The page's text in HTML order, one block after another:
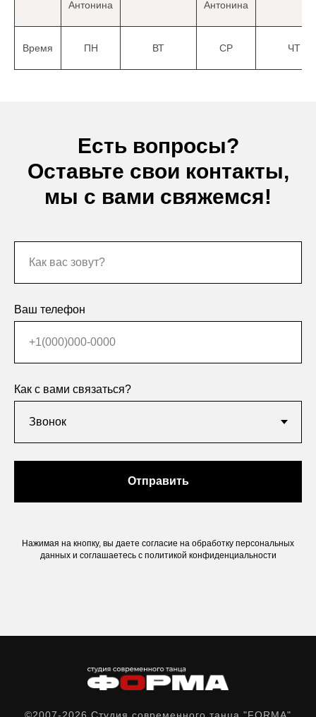
Антонина
Антонина
Время ПН ВТ СР ЧТ
Есть вопросы?
Оставьте свои контакты,
мы с вами свяжемся!
Ваш телефон
Как с вами связаться?
Отправить
Нажимая на кнопку, вы даете согласие на обработку персональных
данных и соглашаетесь c политикой конфиденциальности
©2007-2026 Студия современного танца "FORMA"